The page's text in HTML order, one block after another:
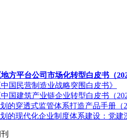
方平台公司市场化转型白皮书（
国民营制造业战略突围白皮书》
国建筑产业链企业转型白皮书（
的穿透式监管体系打造产品手册（
的现代化企业制度体系建设：党建